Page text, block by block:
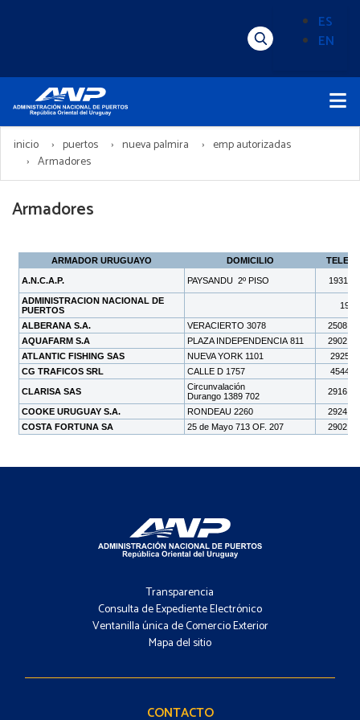
idioma
(Content)
ES
EN
Menú
Principal
inicio puertos nueva palmira
emp autorizadas
Armadores
Armadores
-
Menú
Transparencia
Consulta de Expediente Electrónico
Ventanilla única de Comercio Exterior
Mapa del sitio
-
Contacto
CONTACTO